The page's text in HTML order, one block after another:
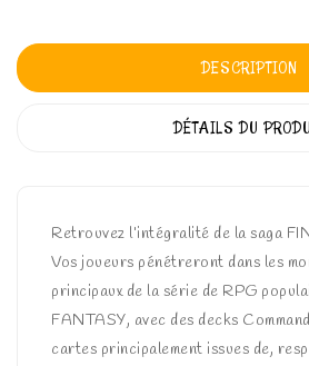
DESCRIPTION
DÉTAILS DU
Retrouvez l’intégralité de la saga
Vos joueurs pénétreront dans les
principaux de la série de RPG
FANTASY, avec des decks
cartes principalement issues de,